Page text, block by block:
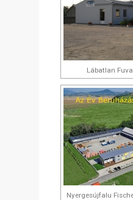
Lábatlan
Nyergesújfalu